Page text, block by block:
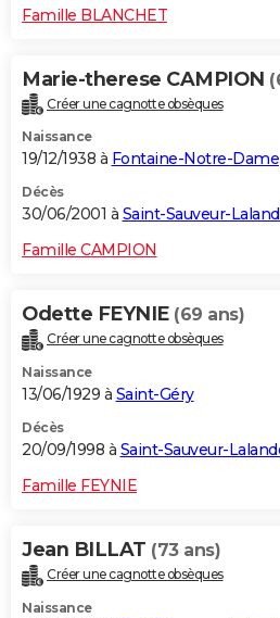
Famille BLANCHET
Marie-therese CAMPION
Créer une cagnotte obsèques
Naissance
19/12/1938 à Fontaine-Notre-Dame
Décès
30/06/2001 à Saint-Sauveur-
Famille CAMPION
Odette FEYNIE (69 ans)
Créer une cagnotte obsèques
Naissance
13/06/1929 à Saint-Géry
Décès
20/09/1998 à Saint-Sauveur-
Famille FEYNIE
Jean BILLAT (73 ans)
Créer une cagnotte obsèques
Naissance